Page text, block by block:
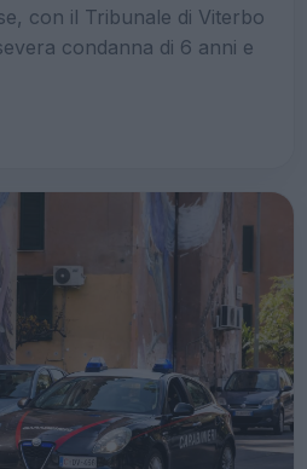
con il Tribunale di Viterbo
condanna di 6 anni e